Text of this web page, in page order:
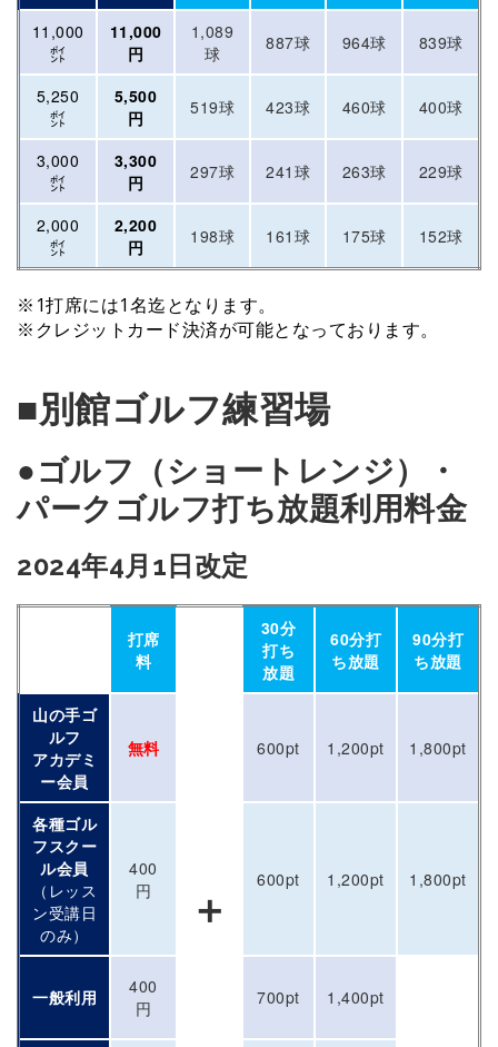
11,000
㌽
11,000
円
1,089
球
887球 964球 839球
5,250
㌽
5,500
円
519球 423球 460球 400球
3,000
㌽
3,300
円
297球 241球 263球 229球
2,000
㌽
2,200
円
198球 161球 175球 152球
※1打席には1名迄となります。
※クレジットカード決済が可能となっております。
■別館ゴルフ練習場
●ゴルフ（ショートレンジ）・
パークゴルフ打ち放題利用料金
2024年4月1日改定
打席
料
30分
打ち
放題
60分打
ち放題
90分打
ち放題
山の手ゴ
ルフ
アカデミ
ー会員
無料
＋
600pt 1,200pt 1,800pt
各種ゴル
フスクー
ル会員
（レッス
ン受講日
のみ）
400
円
600pt 1,200pt 1,800pt
一般利用
400
円
700pt 1,400pt